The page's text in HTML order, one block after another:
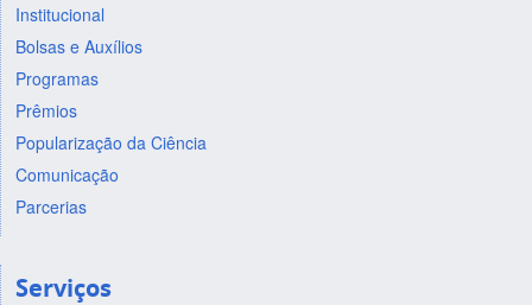
Institucional
Bolsas e Auxílios
Programas
Prêmios
Popularização da Ciência
Comunicação
Parcerias
Serviços